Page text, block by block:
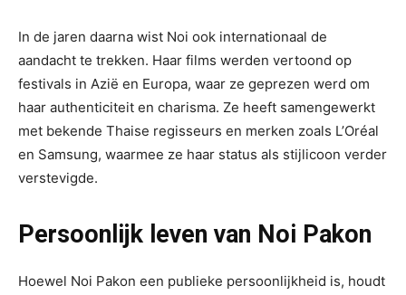
In de jaren daarna wist Noi ook internationaal de
aandacht te trekken. Haar films werden vertoond op
festivals in Azië en Europa, waar ze geprezen werd om
haar authenticiteit en charisma. Ze heeft samengewerkt
met bekende Thaise regisseurs en merken zoals L’Oréal
en Samsung, waarmee ze haar status als stijlicoon verder
verstevigde.
Persoonlijk leven van Noi Pakon
Hoewel Noi Pakon een publieke persoonlijkheid is, houdt